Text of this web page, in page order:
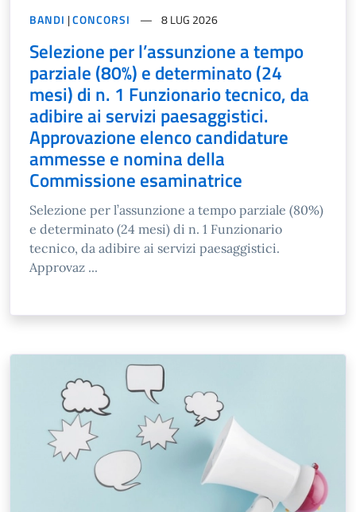
BANDI |CONCORSI 8 LUG 2026
Selezione per l’assunzione a tempo
parziale (80%) e determinato (24
mesi) di n. 1 Funzionario tecnico, da
adibire ai servizi paesaggistici.
Approvazione elenco candidature
ammesse e nomina della
Commissione esaminatrice
Selezione per l’assunzione a tempo parziale (80%)
e determinato (24 mesi) di n. 1 Funzionario
tecnico, da adibire ai servizi paesaggistici.
Approvaz ...